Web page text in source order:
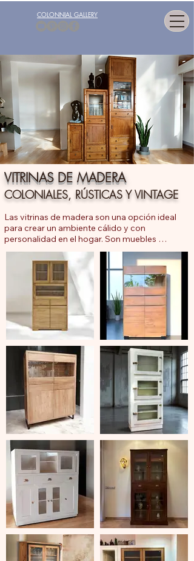
COLONNIAL GALLERY
VITRINAS DE MADERA
COLONIALES, RÚSTICAS Y VINTAGE
Las vitrinas de madera son una opción ideal
para crear un ambiente cálido y con
personalidad en el hogar. Son muebles
versátiles que se adaptan a cualquier
ambiente, desde el salón hasta el dormitorio,
pasando por el comedor o la entrada.